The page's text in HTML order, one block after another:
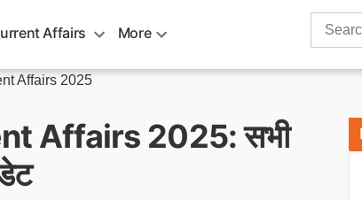
Affairs More
Search
Affairs 2025
Affairs 2025: सभी